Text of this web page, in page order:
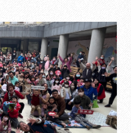
禮區
展 ESG
遇 企業客製